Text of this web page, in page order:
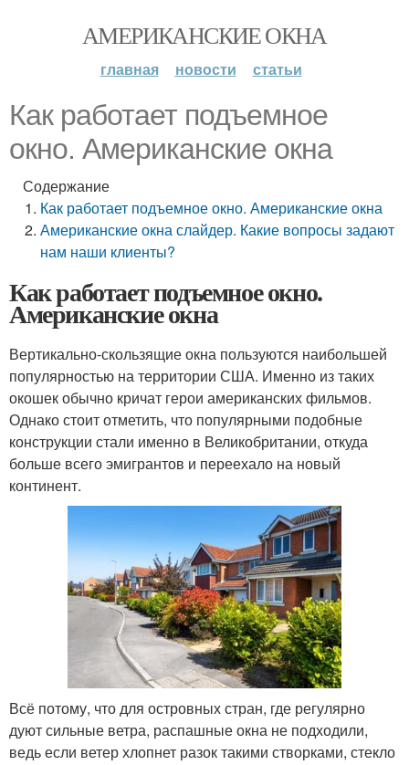
АМЕРИКАНСКИЕ ОКНА
главная новости статьи
Как работает подъемное
окно. Американские окна
Содержание
Как работает подъемное окно. Американские окна
Американские окна слайдер. Какие вопросы задают
нам наши клиенты?
Как работает подъемное окно.
Американские окна
Вертикально-скользящие окна пользуются наибольшей
популярностью на территории США. Именно из таких
окошек обычно кричат герои американских фильмов.
Однако стоит отметить, что популярными подобные
конструкции стали именно в Великобритании, откуда
больше всего эмигрантов и переехало на новый
континент.
Всё потому, что для островных стран, где регулярно
дуют сильные ветра, распашные окна не подходили,
ведь если ветер хлопнет разок такими створками, стекло